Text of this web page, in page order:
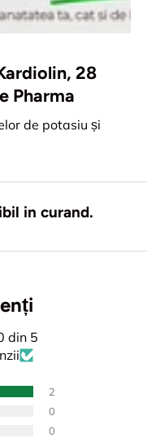
28
Pharma
de potasiu și
in curand.
din 5
2
0
0